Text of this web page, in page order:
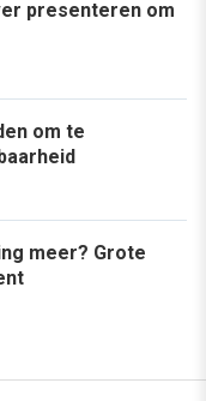
presenteren om
om te
meer? Grote